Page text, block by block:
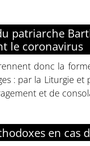
patriarche
le coronavirus
donc la
: par la Liturgie et
et de
en cas